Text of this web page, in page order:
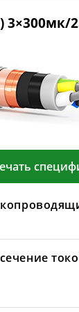
3×300мк/